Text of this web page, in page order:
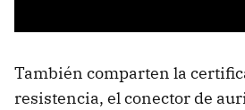
También comparten la
resistencia, el conector de